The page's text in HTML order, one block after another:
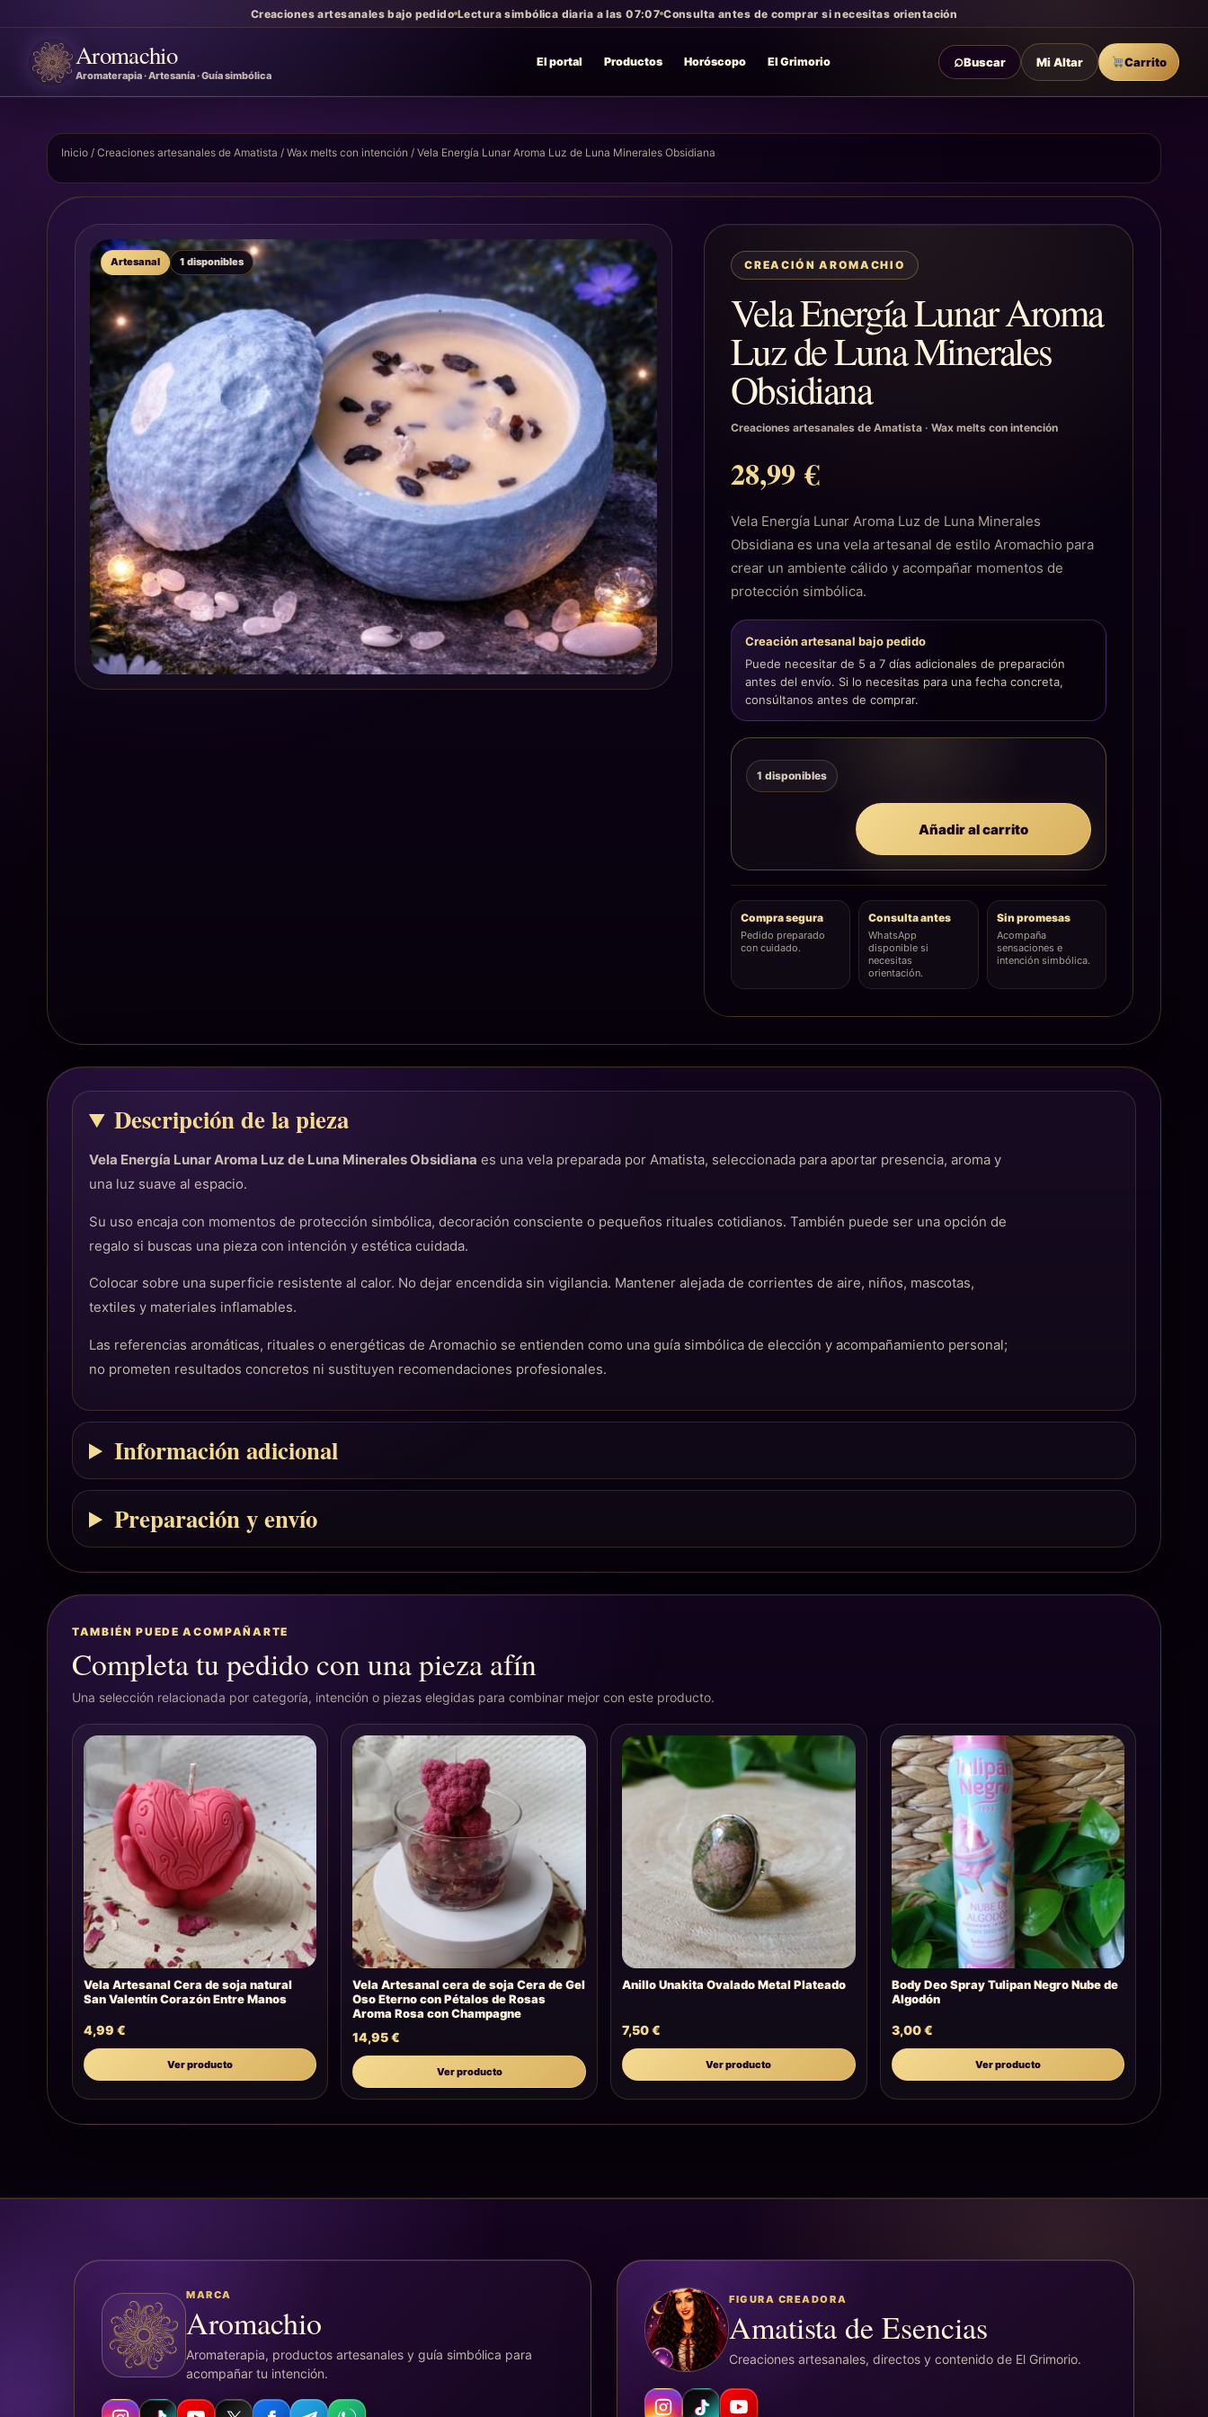
Creaciones artesanales bajo pedido Lectura simbólica diaria a las 07:07 Consulta antes de comprar si necesitas orientación
Aromachio
Aromaterapia · Artesanía · Guía simbólica
El portal Productos Horóscopo El Grimorio ⌕Buscar Mi Altar Carrito
Inicio / Creaciones artesanales de Amatista / Wax melts con intención / Vela Energía Lunar Aroma Luz de Luna Minerales Obsidiana
Artesanal 1 disponibles CREACIÓN AROMACHIO
Vela Energía Lunar Aroma
Luz de Luna Minerales
Obsidiana
Creaciones artesanales de Amatista ·Wax melts con intención
28,99€
Vela Energía Lunar Aroma Luz de Luna Minerales
Obsidiana es una vela artesanal de estilo Aromachio para
crear un ambiente cálido y acompañar momentos de
protección simbólica.
Creación artesanal bajo pedido
Puede necesitar de 5 a 7 días adicionales de preparación
antes del envío. Si lo necesitas para una fecha concreta,
consúltanos antes de comprar.
1 disponibles
Añadir al carrito
Compra segura
Pedido preparado
con cuidado.
Consulta antes
WhatsApp
disponible si
necesitas
orientación.
Sin promesas
Acompaña
sensaciones e
intención simbólica.
Descripción de la pieza
Vela Energía Lunar Aroma Luz de Luna Minerales Obsidiana es una vela preparada por Amatista, seleccionada para aportar presencia, aroma y
una luz suave al espacio.
Su uso encaja con momentos de protección simbólica, decoración consciente o pequeños rituales cotidianos. También puede ser una opción de
regalo si buscas una pieza con intención y estética cuidada.
Colocar sobre una superficie resistente al calor. No dejar encendida sin vigilancia. Mantener alejada de corrientes de aire, niños, mascotas,
textiles y materiales inflamables.
Las referencias aromáticas, rituales o energéticas de Aromachio se entienden como una guía simbólica de elección y acompañamiento personal;
no prometen resultados concretos ni sustituyen recomendaciones profesionales.
Información adicional
Preparación y envío
TAMBIÉN PUEDE ACOMPAÑARTE
Completa tu pedido con una pieza afín
Una selección relacionada por categoría, intención o piezas elegidas para combinar mejor con este producto.
Vela Artesanal Cera de soja natural
San Valentín Corazón Entre Manos
4,99 €
Ver producto
Vela Artesanal cera de soja Cera de Gel
Oso Eterno con Pétalos de Rosas
Aroma Rosa con Champagne
14,95€
Ver producto
Anillo Unakita Ovalado Metal Plateado
7,50€
Ver producto
Body Deo Spray Tulipan Negro Nube de
Algodón
3,00€
Ver producto
MARCA
Aromachio
Aromaterapia, productos artesanales y guía simbólica para
acompañar tu intención.
FIGURA CREADORA
Amatista de Esencias
Creaciones artesanales, directos y contenido de El Grimorio.